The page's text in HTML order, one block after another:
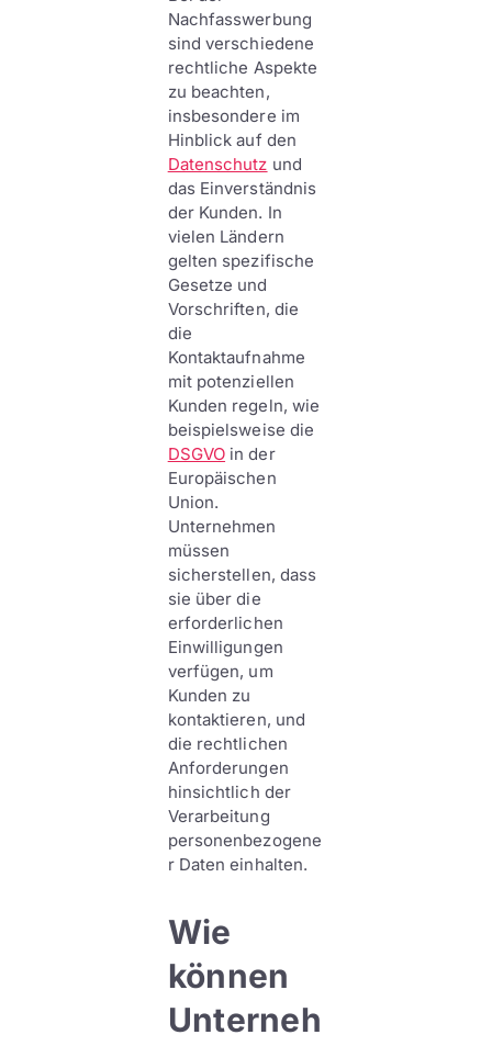
Nachfasswerbung
sind verschiedene
rechtliche Aspekte
zu beachten,
insbesondere im
Hinblick auf den
Datenschutz und
das Einverständnis
der Kunden. In
vielen Ländern
gelten spezifische
Gesetze und
Vorschriften, die
die
Kontaktaufnahme
mit potenziellen
Kunden regeln, wie
beispielsweise die
DSGVO in der
Europäischen
Union.
Unternehmen
müssen
sicherstellen, dass
sie über die
erforderlichen
Einwilligungen
verfügen, um
Kunden zu
kontaktieren, und
die rechtlichen
Anforderungen
hinsichtlich der
Verarbeitung
personenbezogene
r Daten einhalten.
Wie
können
Unterneh